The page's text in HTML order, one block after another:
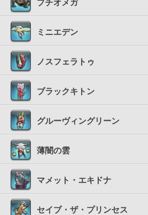
プチオメガ
ミニエデン
ノスフェラトゥ
ブラックキトン
グルーヴィングリーン
薄闇の雲
マメット・エキドナ
セイブ・ザ・プリンセス